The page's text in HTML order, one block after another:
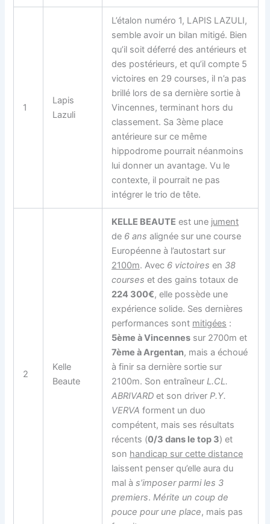
1
Lapis
Lazuli
L’étalon numéro 1, LAPIS LAZULI,
semble avoir un bilan mitigé. Bien
qu’il soit déferré des antérieurs et
des postérieurs, et qu’il compte 5
victoires en 29 courses, il n’a pas
brillé lors de sa dernière sortie à
Vincennes, terminant hors du
classement. Sa 3ème place
antérieure sur ce même
hippodrome pourrait néanmoins
lui donner un avantage. Vu le
contexte, il pourrait ne pas
intégrer le trio de tête.
2
Kelle
Beaute
KELLE BEAUTE est une jument
de 6 ans alignée sur une course
Européenne à l’autostart sur
2100m. Avec 6 victoires en 38
courses et des gains totaux de
224 300€, elle possède une
expérience solide. Ses dernières
performances sont mitigées :
5ème à Vincennes sur 2700m et
7ème à Argentan, mais a échoué
à finir sa dernière sortie sur
2100m. Son entraîneurL.CL.
ABRIVARD et son driverP.Y.
VERVA forment un duo
compétent, mais ses résultats
récents (0/3 dans le top 3) et
son handicap sur cette distance
laissent penser qu’elle aura du
mal às’imposer parmi les 3
premiers.Mérite un coup de
pouce pour une place, mais pas